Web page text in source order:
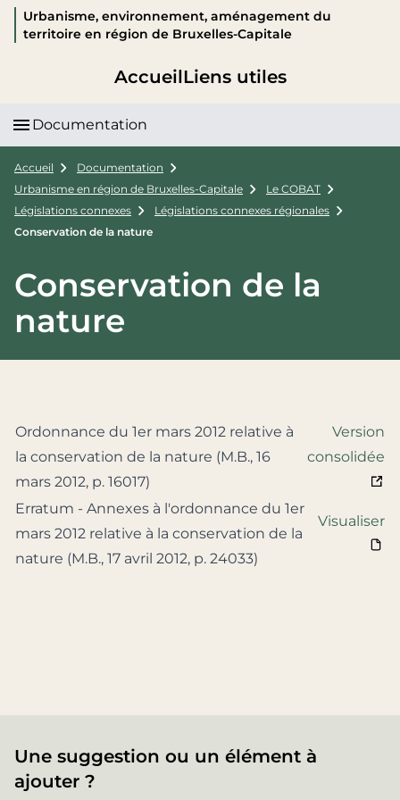
Urbanisme, environnement, aménagement du
territoire en région de Bruxelles-Capitale
AccueilLiens utiles
Documentation
Accueil
Documentation
Urbanisme en région de Bruxelles-Capitale
Le COBAT
Législations connexes
Législations connexes régionales
Conservation de la nature
Conservation de la
nature
Ordonnance du 1er mars 2012 relative à
la conservation de la nature (M.B., 16
mars 2012, p. 16017)
Version
consolidée
Erratum - Annexes à l'ordonnance du 1er
mars 2012 relative à la conservation de la
nature (M.B., 17 avril 2012, p. 24033)
Visualiser
Une suggestion ou un élément à
ajouter ?